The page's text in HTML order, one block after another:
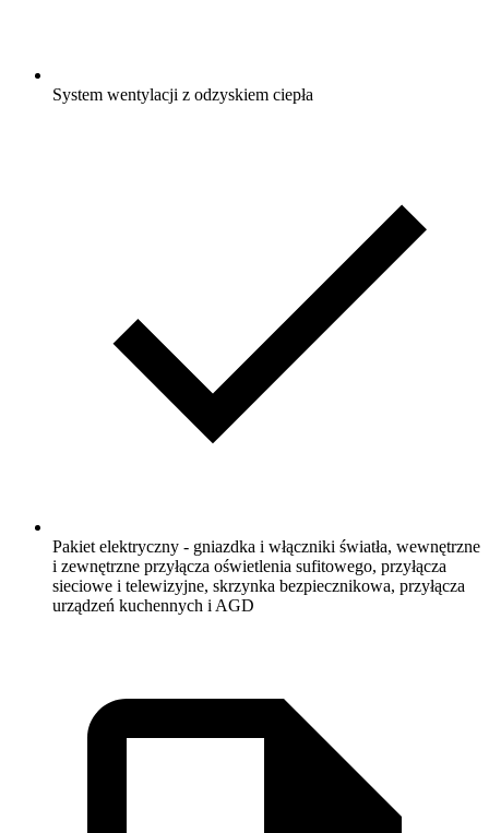
System wentylacji z odzyskiem ciepła
Pakiet elektryczny - gniazdka i włączniki światła, wewnętrzne
i zewnętrzne przyłącza oświetlenia sufitowego, przyłącza
sieciowe i telewizyjne, skrzynka bezpiecznikowa, przyłącza
urządzeń kuchennych i AGD